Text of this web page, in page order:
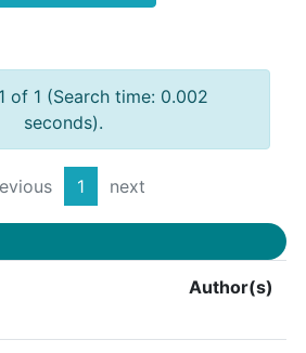
of 1 (Search time: 0.002
seconds).
1 next
Author(s)